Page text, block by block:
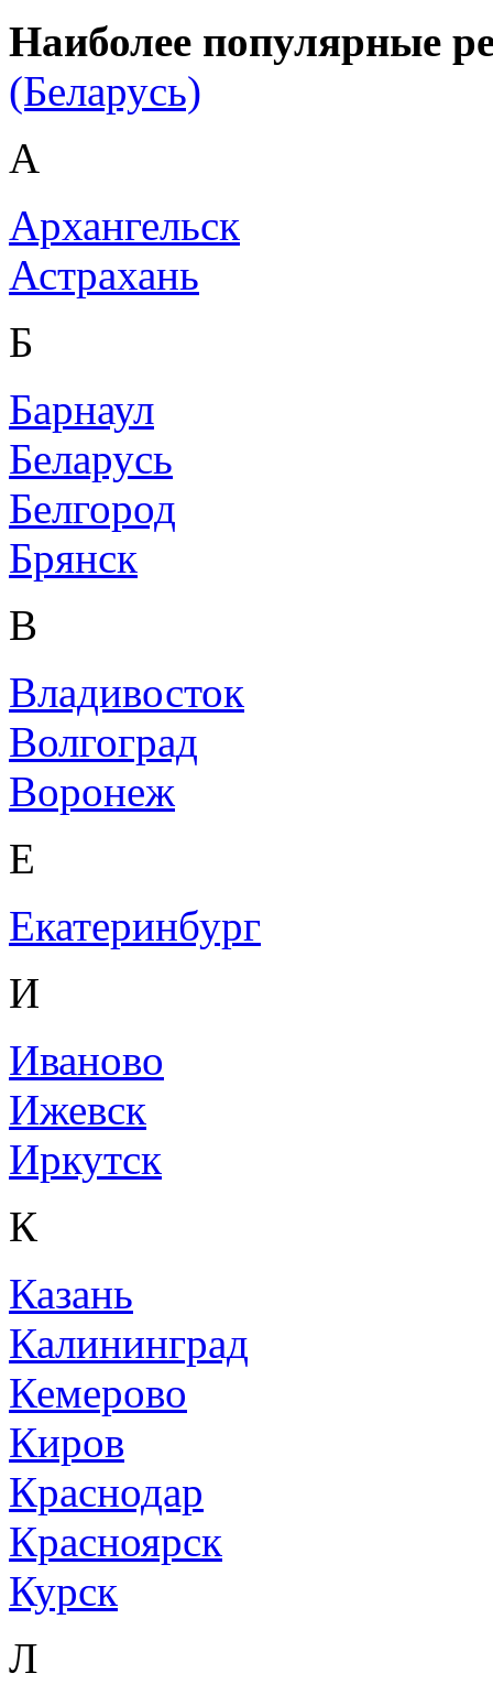
Наиболее популярные
(Беларусь)
А
Архангельск
Астрахань
Б
Барнаул
Беларусь
Белгород
Брянск
В
Владивосток
Волгоград
Воронеж
Е
Екатеринбург
И
Иваново
Ижевск
Иркутск
К
Казань
Калининград
Кемерово
Киров
Краснодар
Красноярск
Курск
Л